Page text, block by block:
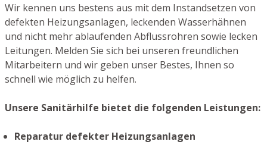
Wir kennen uns bestens aus mit dem Instandsetzen von
defekten Heizungsanlagen, leckenden Wasserhähnen
und nicht mehr ablaufenden Abflussrohren sowie lecken
Leitungen. Melden Sie sich bei unseren freundlichen
Mitarbeitern und wir geben unser Bestes, Ihnen so
schnell wie möglich zu helfen.
Unsere Sanitärhilfe bietet die folgenden Leistungen:
Reparatur defekter Heizungsanlagen